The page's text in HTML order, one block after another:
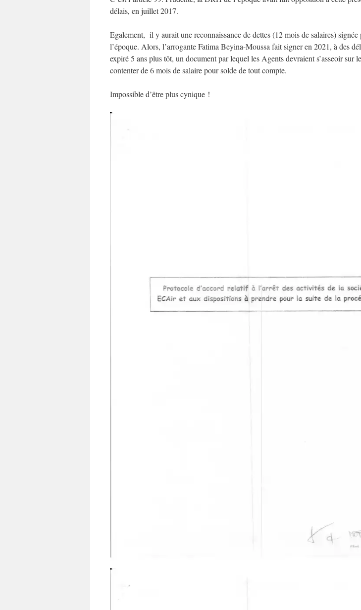
délais, en juillet 2017.
Egalement, il y aurait une reconnaissance de dettes (12 mois de salaires)
l’époque. Alors, l’arrogante Fatima Beyina-Moussa fait signer en 2021, à des
expiré 5 ans plus tôt, un document par lequel les Agents devraient s’asseoir sur
contenter de 6 mois de salaire pour solde de tout compte.
Impossible d’être plus cynique !